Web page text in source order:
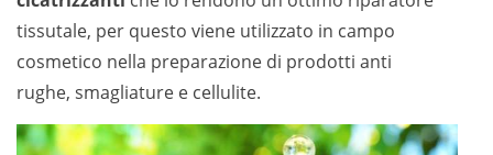
tissutale, per questo viene utilizzato in campo
cosmetico nella preparazione di prodotti anti
rughe, smagliature e cellulite.